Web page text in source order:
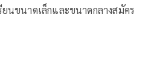
นขนาดเล็กและขนาดกลางสมัคร